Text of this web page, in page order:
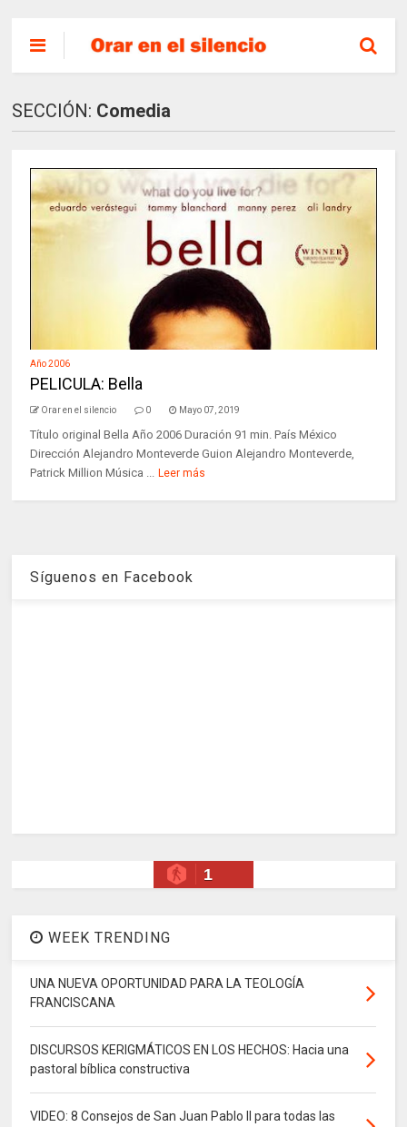
SECCIÓN: Comedia
Año 2006
PELICULA: Bella
Orar en el silencio 0 Mayo 07, 2019
Título original Bella Año 2006 Duración 91 min. País México
Dirección Alejandro Monteverde Guion Alejandro Monteverde,
Patrick Million Música ... Leer más
Síguenos en Facebook
1
WEEK TRENDING
UNA NUEVA OPORTUNIDAD PARA LA TEOLOGÍA
FRANCISCANA
DISCURSOS KERIGMÁTICOS EN LOS HECHOS: Hacia una
pastoral bíblica constructiva
VIDEO: 8 Consejos de San Juan Pablo II para todas las